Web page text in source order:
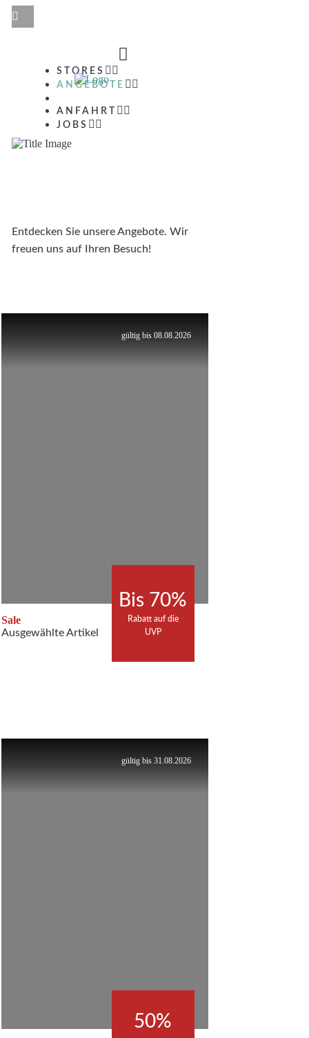
STORES
ANGEBOTE
ANFAHRT
JOBS
Entdecken Sie unsere Angebote. Wir
freuen uns auf Ihren Besuch!
gültig bis 08.08.2026
Sale
Ausgewählte Artikel
Bis 70%
Rabatt auf die
UVP
gültig bis 31.08.2026
50%